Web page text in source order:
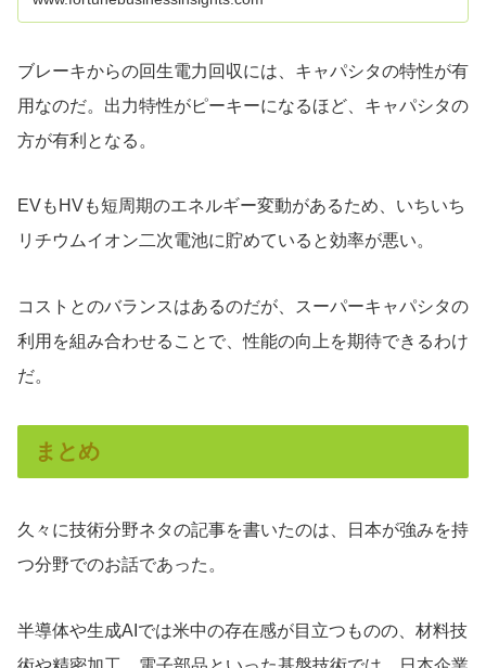
ブレーキからの回生電力回収には、キャパシタの特性が有
用なのだ。出力特性がピーキーになるほど、キャパシタの
方が有利となる。
EVもHVも短周期のエネルギー変動があるため、いちいち
リチウムイオン二次電池に貯めていると効率が悪い。
コストとのバランスはあるのだが、スーパーキャパシタの
利用を組み合わせることで、性能の向上を期待できるわけ
だ。
まとめ
久々に技術分野ネタの記事を書いたのは、日本が強みを持
つ分野でのお話であった。
半導体や生成AIでは米中の存在感が目立つものの、材料技